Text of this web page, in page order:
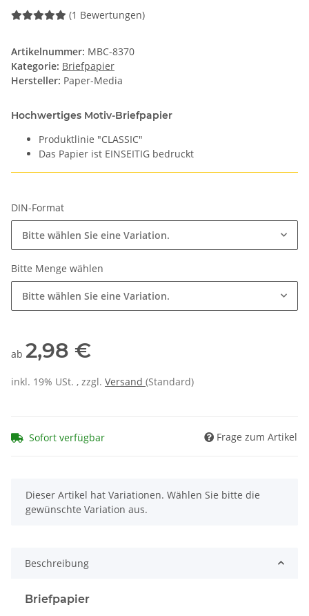
(1 Bewertungen)
Artikelnummer: MBC-8370
Kategorie: Briefpapier
Hersteller: Paper-Media
Hochwertiges Motiv-Briefpapier
Produktlinie "CLASSIC"
Das Papier ist EINSEITIG bedruckt
DIN-Format
Bitte wählen Sie eine Variation.
Bitte Menge wählen
Bitte wählen Sie eine Variation.
ab 2,98 €
inkl. 19% USt. , zzgl. Versand (Standard)
Sofort verfügbar Frage zum Artikel
x
Dieser Artikel hat Variationen. Wählen Sie bitte die
gewünschte Variation aus.
Beschreibung
Briefpapier